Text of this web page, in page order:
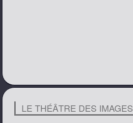
LE THÉÂTRE DES IMAGES